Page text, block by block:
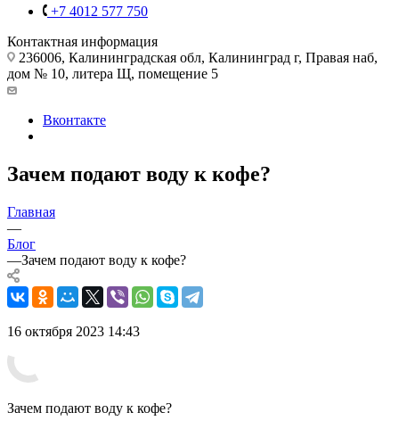
+7 4012 577 750
Контактная информация
236006, Калининградская обл, Калининград г, Правая наб,
дом № 10, литера Щ, помещение 5
Вконтакте
Зачем подают воду к кофе?
Главная
—
Блог
—Зачем подают воду к кофе?
16 октября 2023 14:43
Зачем подают воду к кофе?